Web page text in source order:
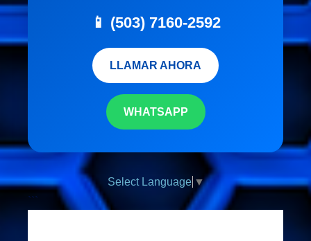
📱 (503) 7160-2592
LLAMAR AHORA
WHATSAPP
Select Language ▼
```